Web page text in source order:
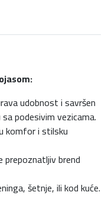
udobnost i savršen
podesivim vezicama.
komfor i stilsku
prepoznatljiv brend
šetnje, ili kod kuće.